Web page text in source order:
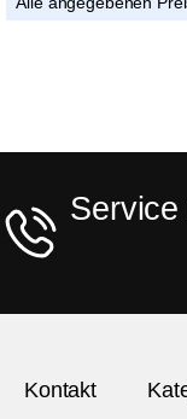
Kontakt